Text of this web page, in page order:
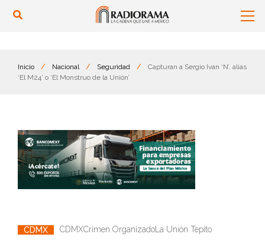
Inicio / Nacional / Seguridad /
Capturan a Sergio Ivan ‘N’, alias
‘El M24’ o ‘El Monstruo de la Unión’
CDMX CDMXCrimen Organizado La Unión Tepito